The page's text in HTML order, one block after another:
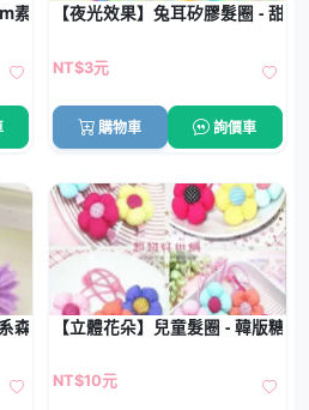
素色BB夾【夜光效果】兔耳矽膠髮圈 - 甜
NT$3元
購物車 詢價車
森林風髮飾【立體花朵】兒童髮圈 - 韓版糖果
NT$10元